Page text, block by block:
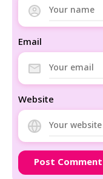
Email
Website